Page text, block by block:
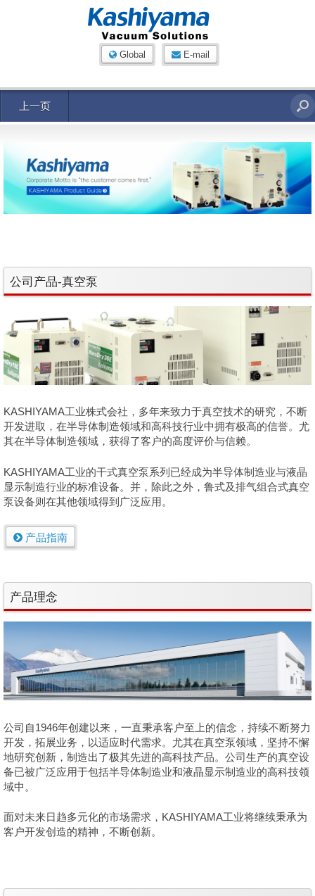
Global E-mail
上一页
公司产品-真空泵
KASHIYAMA工业株式会社，多年来致力于真空技术的研究，不断
开发进取，在半导体制造领域和高科技行业中拥有极高的信誉。尤
其在半导体制造领域，获得了客户的高度评价与信赖。
KASHIYAMA工业的干式真空泵系列已经成为半导体制造业与液晶
显示制造行业的标准设备。并，除此之外，鲁式及排气组合式真空
泵设备则在其他领域得到广泛应用。
产品指南
产品理念
公司自1946年创建以来，一直秉承客户至上的信念，持续不断努力
开发，拓展业务，以适应时代需求。尤其在真空泵领域，坚持不懈
地研究创新，制造出了极其先进的高科技产品。公司生产的真空设
备已被广泛应用于包括半导体制造业和液晶显示制造业的高科技领
域中。
面对未来日趋多元化的市场需求，KASHIYAMA工业将继续秉承为
客户开发创造的精神，不断创新。